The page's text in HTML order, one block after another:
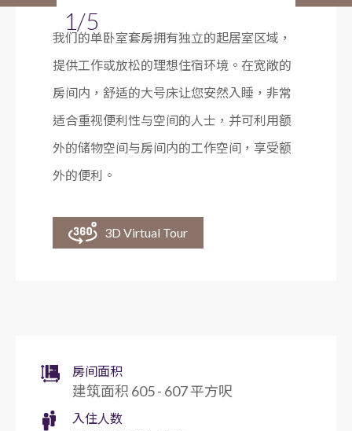
1/5
我们的单卧室套房拥有独立的起居室区域，
提供工作或放松的理想住宿环境。在宽敞的
房间内，舒适的大号床让您安然入睡，非常
适合重视便利性与空间的人士，并可利用额
外的储物空间与房间内的工作空间，享受额
外的便利。
3D Virtual Tour
房间面积
建筑面积 605 - 607 平方呎
入住人数